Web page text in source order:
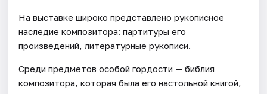
На выставке широко представлено рукописное
наследие композитора: партитуры его
произведений, литературные рукописи.
Среди предметов особой гордости — библия
композитора, которая была его настольной книгой,